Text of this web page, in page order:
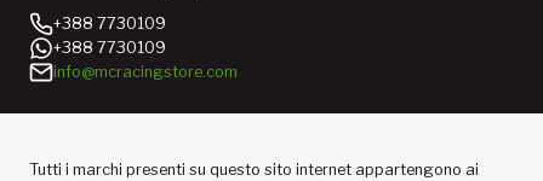
+388 7730109
+388 7730109
info@mcracingstore.com
Tutti i marchi presenti su questo sito internet appartengono ai